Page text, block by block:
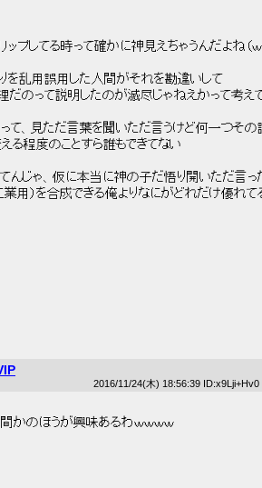
ップしてる時って確かに神見えちゃうんだよね（
を乱用誤用した人間がそれを勘違いして
のって説明したのが滅尽じゃねえかって考え
て、見ただ言葉を聞いただ言うけど何一つそ
る程度のことすら誰もできてない
んじゃ、仮に本当に神の子だ悟り開いただ言っ
業用）を合成できる俺よりなにがどれだけ優れ
2016/11/24(木) 18:56:39 ID:x9Lji+Hv0
かのほうが興味あるわｗｗｗｗ